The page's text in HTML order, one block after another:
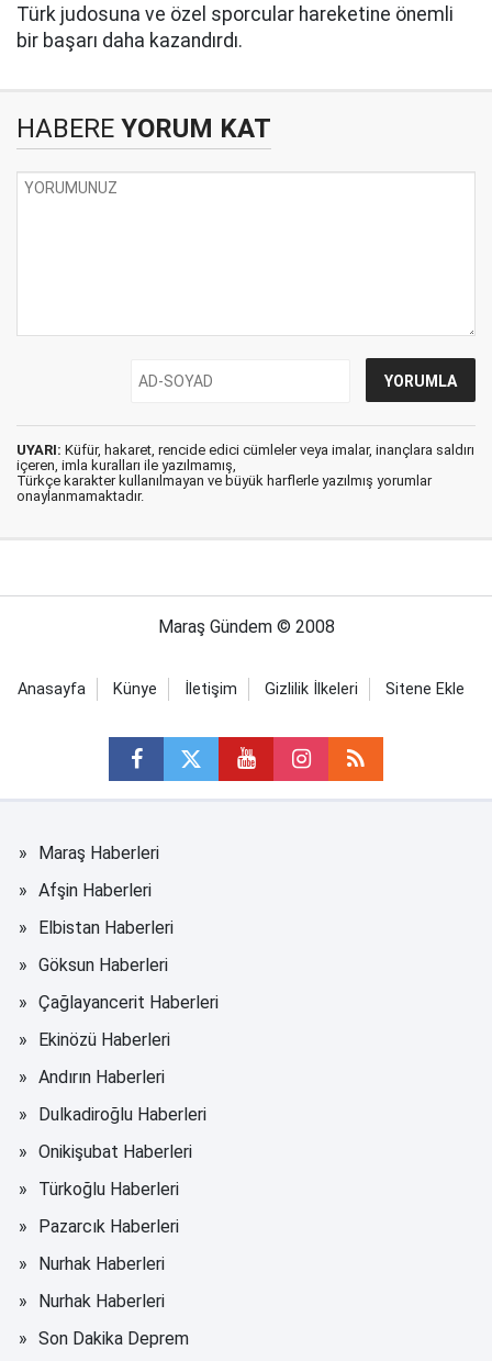
Türk judosuna ve özel sporcular hareketine önemli
bir başarı daha kazandırdı.
HABERE YORUM KAT
UYARI: Küfür, hakaret, rencide edici cümleler veya imalar, inançlara saldırı
içeren, imla kuralları ile yazılmamış,
Türkçe karakter kullanılmayan ve büyük harflerle yazılmış yorumlar
onaylanmamaktadır.
Maraş Gündem © 2008
Anasayfa Künye İletişim Gizlilik İlkeleri Sitene Ekle
Maraş Haberleri
Afşin Haberleri
Elbistan Haberleri
Göksun Haberleri
Çağlayancerit Haberleri
Ekinözü Haberleri
Andırın Haberleri
Dulkadiroğlu Haberleri
Onikişubat Haberleri
Türkoğlu Haberleri
Pazarcık Haberleri
Nurhak Haberleri
Nurhak Haberleri
Son Dakika Deprem